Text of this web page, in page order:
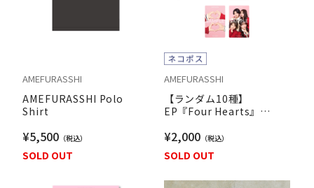
SOLD OUT
AMEFURASSHI
AMEFURASSHI Polo
Shirt
¥5,500
SOLD OUT
AMEFURASSHI
【ランダム10種】
EP『Four Hearts』
¥2,000